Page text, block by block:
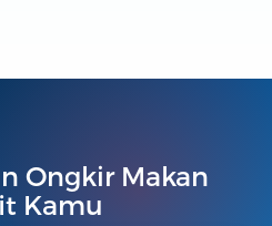
Ongkir Makan
Kamu